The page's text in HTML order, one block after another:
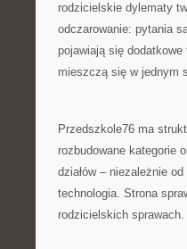
rodzicielskie dylematy
odczarowanie: pytania
pojawiają się
mieszczą się w jednym
Przedszkole76 ma
rozbudowane kategorie
działów – niezależnie
technologia. Strona
rodzicielskich sprawach.